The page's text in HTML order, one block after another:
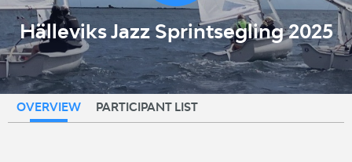
Hälleviks Jazz Sprintsegling 2025
OVERVIEW PARTICIPANT LIST